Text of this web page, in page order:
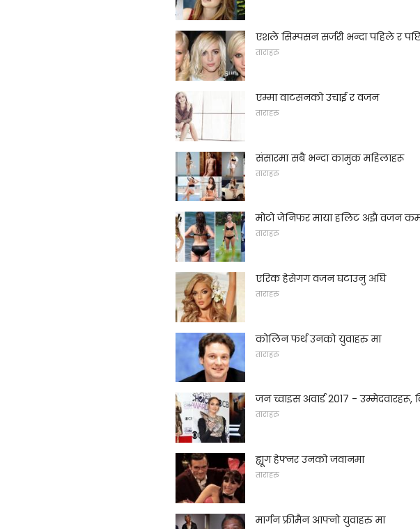
एशले सिम्पसन सर्जरी भन्दा पहिले र
ताराहरु
एम्मा वाटसनको उचाई र वजन
ताराहरु
संसारमा सबै भन्दा कामुक महिलाहरू
ताराहरु
मोटो जेनिफर माया हलिट अझै वजन
ताराहरु
एरिक हेसेगग वजन घटाउनु अघि
ताराहरु
कोलिन फर्थ उनको युवाहरु मा
ताराहरु
जन च्वाइस अवार्ड 2017 -
ताराहरु
ह्यूग हेफ्नर उनको जवानमा
ताराहरु
मार्गन फ्रीमैन आफ्नो युवाहरु मा